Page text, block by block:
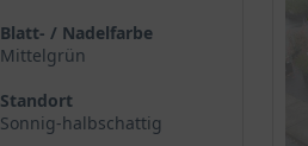
Blatt- / Nadelfarbe
Mittelgrün
Standort
Sonnig-halbschattig